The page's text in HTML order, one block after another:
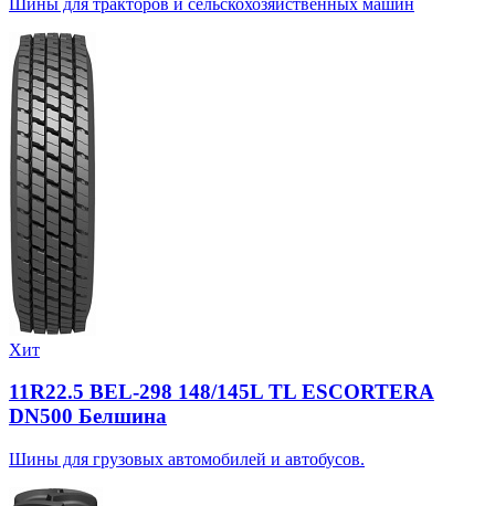
Хит
11R22.5 BEL-298 148/145L TL ESCORTERA
DN500 Белшина
Шины для грузовых автомобилей и автобусов.